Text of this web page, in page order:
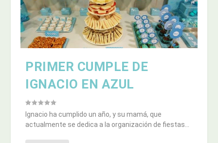
PRIMER CUMPLE DE
IGNACIO EN AZUL
Ignacio ha cumplido un año, y su mamá, que
actualmente se dedica a la organización de fiestas...